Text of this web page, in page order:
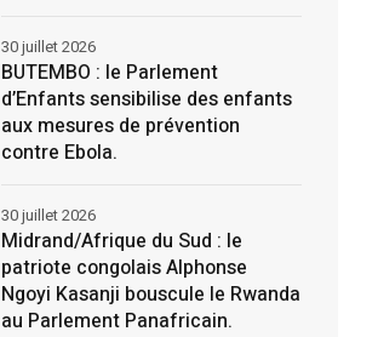
BUTEMBO : le Parlement
d’Enfants sensibilise des enfants
aux mesures de prévention
contre Ebola.
30 juillet 2026
Midrand/Afrique du Sud : le
patriote congolais Alphonse
Ngoyi Kasanji bouscule le Rwanda
au Parlement Panafricain.
30 juillet 2026